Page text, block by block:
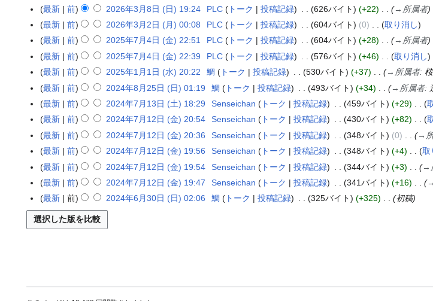
0
6
月
3
火
編
集
の
要
約
な
し
2
0
3
月
8
最新 前 2026年3月8日 (日) 19:24 PLC トーク 投稿記録 626バイト +22 → 所属者
2
0
3
月
2
最新 前 2026年3月2日 (月) 00:08 PLC トーク 投稿記録 604バイト
0
編
の
要
約
な
し
取り消し
2
0
7
月
4
最新 前 2025年7月4日 (金) 22:51 PLC トーク 投稿記録 604バイト +28 → 所属者
最新
前 2025年7月4日 (金) 22:39 PLC トーク 投稿記録 576バイト
+46
編
の
要
約
な
し
取り消し
2
0
1
月
1
最新 前 2025年1月1日 (水) 20:22 鯛 トーク 投稿記録 530バイト +37 → 所属者:
2
0
8
月
2
最新 前 2024年8月25日 (日) 01:19 鯛 トーク 投稿記録 493バイト +34 → 所属者:
2
0
7
月
1
3
日
最新 前 2024年7月13日 (土) 18:29 Senseichan トーク 投稿記録 459バイト
+29
編
の
要
約
な
し
2
0
7
月
1
最新 前 2024年7月12日 (金) 20:54 Senseichan トーク 投稿記録 430バイト
+82
編
集
の
要
約
な
し
最新
前 2024年7月12日 (金) 20:36 Senseichan トーク 投稿記録 348バイト 0 →
最新
前 2024年7月12日 (金) 19:56 Senseichan トーク 投稿記録 348バイト
+4
編
の
要
約
な
取
最新
前 2024年7月12日 (金) 19:54 Senseichan トーク 投稿記録 344バイト +3 →
最新
前 2024年7月12日 (金) 19:47 Senseichan トーク 投稿記録 341バイト +16 →
2
0
最新 前 2024年6月30日 (日) 02:06 鯛 トーク 投稿記録 325バイト +325 初稿